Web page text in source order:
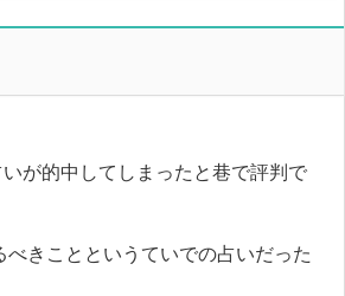
が的中してしまったと巷で評判で
きことというていでの占いだった